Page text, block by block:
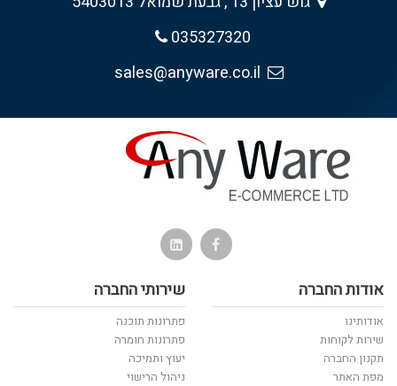
035327320
אודות החברה
אודותינו
שירות לקוחות
תקנון החברה
מפת האתר
שירותי החברה
פתרונות תוכנה
פתרונות חומרה
יעוץ ותמיכה
ניהול הרישוי